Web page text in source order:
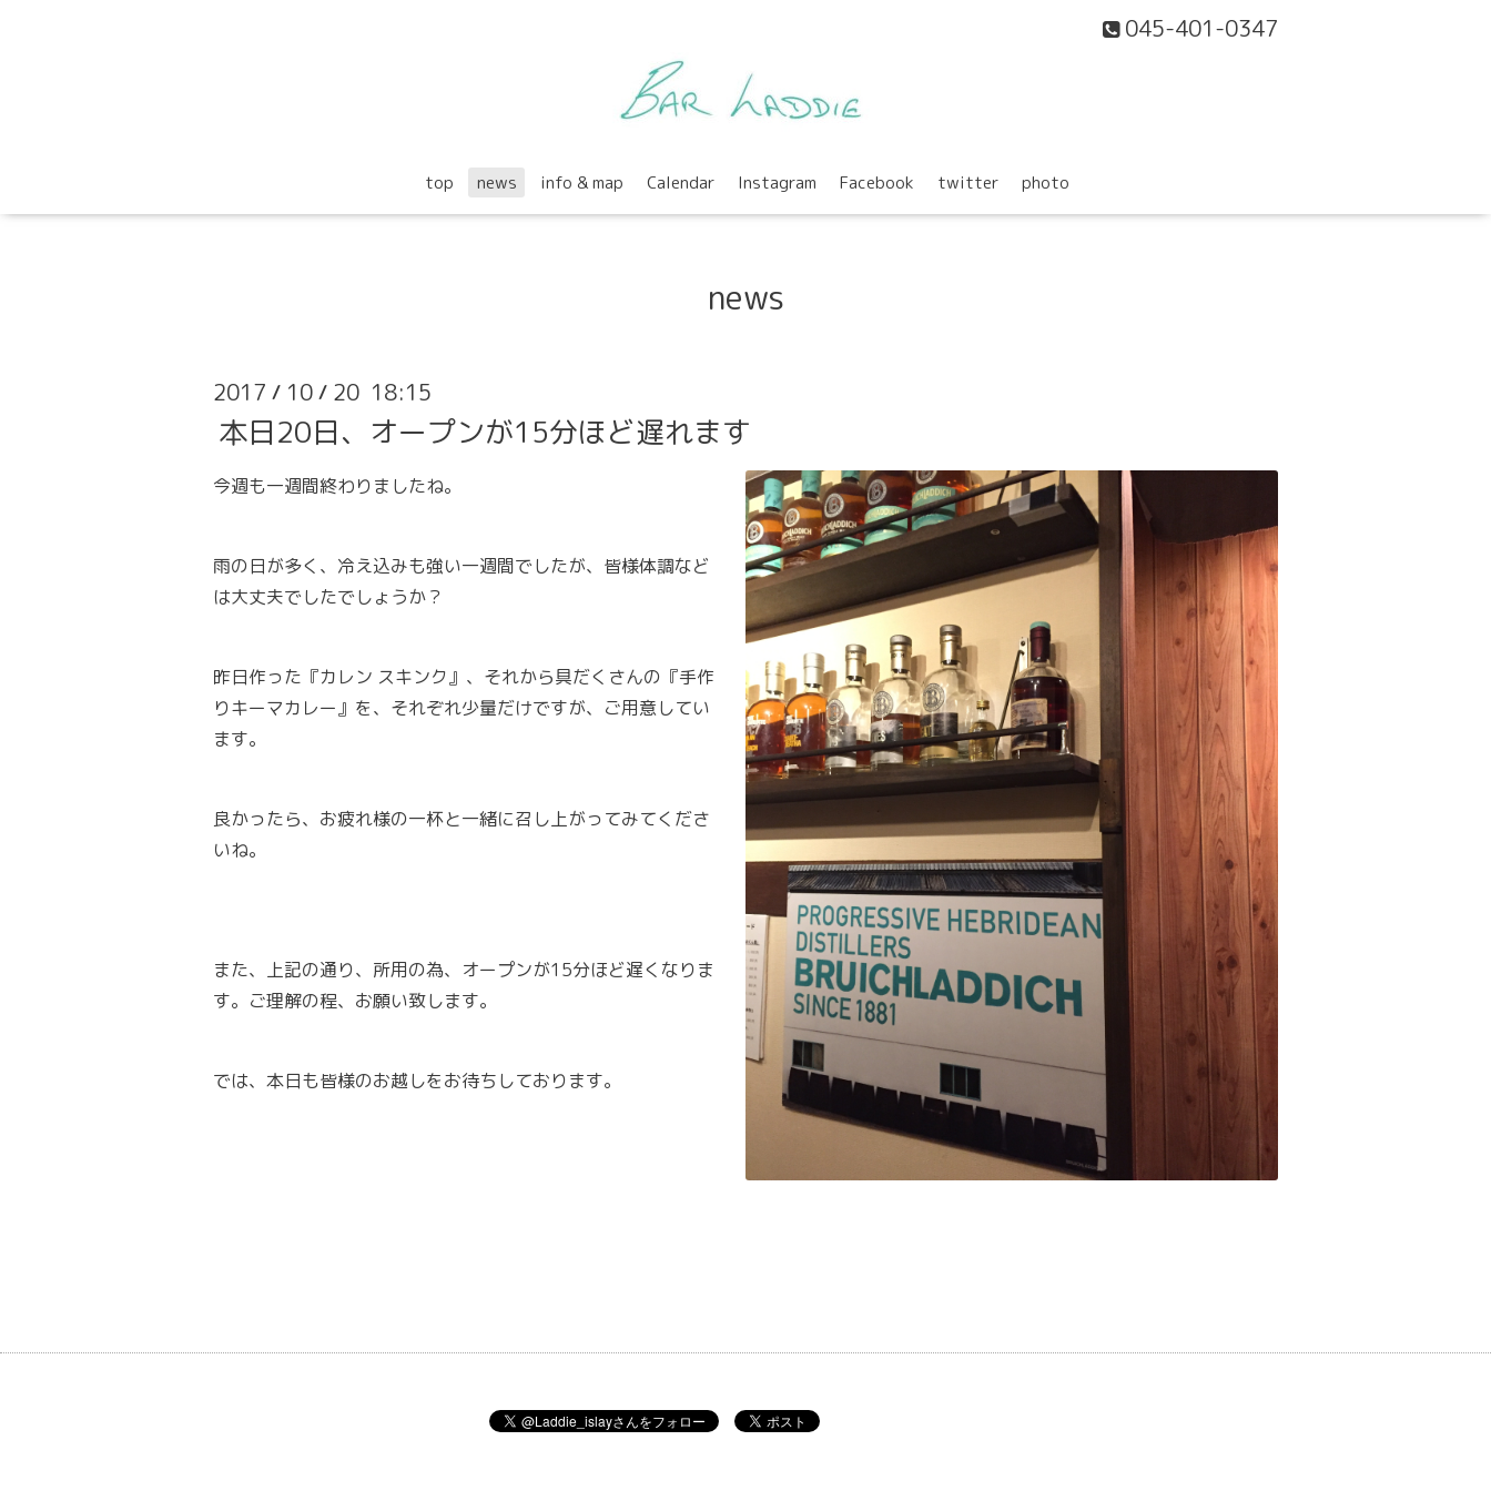
045-401-0347
top news info & map Calendar Instagram Facebook twitter photo
news
2017 / 10 / 20 18:15
本日20日、オープンが15分ほど遅れます
今週も一週間終わりましたね。
雨の日が多く、冷え込みも強い一週間でしたが、皆様体調など
は大丈夫でしたでしょうか？
昨日作った『カレン スキンク』、それから具だくさんの『手作
りキーマカレー』を、それぞれ少量だけですが、ご用意してい
ます。
良かったら、お疲れ様の一杯と一緒に召し上がってみてくださ
いね。
また、上記の通り、所用の為、オープンが15分ほど遅くなりま
す。ご理解の程、お願い致します。
では、本日も皆様のお越しをお待ちしております。